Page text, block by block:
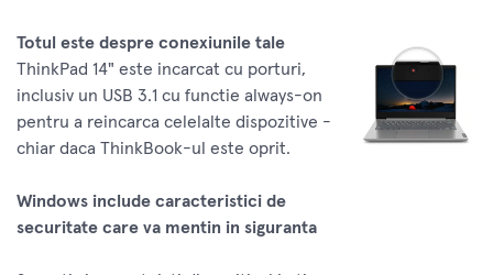
Totul este despre conexiunile tale
ThinkPad 14" este incarcat cu porturi,
inclusiv un USB 3.1 cu functie always-on
pentru a reincarca celelalte dispozitive -
chiar daca ThinkBook-ul este oprit.
Windows include caracteristici de
securitate care va mentin in siguranta